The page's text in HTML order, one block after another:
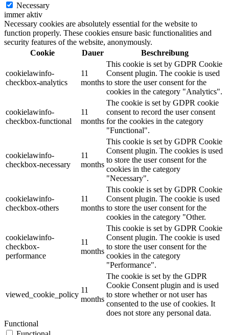
Necessary
immer aktiv
Necessary cookies are absolutely essential for the website to
function properly. These cookies ensure basic functionalities and
security features of the website, anonymously.
Cookie
Dauer Beschreibung
cookielawinfo-
checkbox-analytics
11
months
This cookie is set by GDPR Cookie
Consent plugin. The cookie is used
to store the user consent for the
cookies in the category "Analytics".
cookielawinfo-
checkbox-functional
11
months
The cookie is set by GDPR cookie
consent to record the user consent
for the cookies in the category
"Functional".
cookielawinfo-
checkbox-necessary
11
months
This cookie is set by GDPR Cookie
Consent plugin. The cookies is used
to store the user consent for the
cookies in the category
"Necessary".
cookielawinfo-
checkbox-others
11
months
This cookie is set by GDPR Cookie
Consent plugin. The cookie is used
to store the user consent for the
cookies in the category "Other.
cookielawinfo-
checkbox-
performance
11
months
This cookie is set by GDPR Cookie
Consent plugin. The cookie is used
to store the user consent for the
cookies in the category
"Performance".
viewed_cookie_policy
11
months
The cookie is set by the GDPR
Cookie Consent plugin and is used
to store whether or not user has
consented to the use of cookies. It
does not store any personal data.
Functional